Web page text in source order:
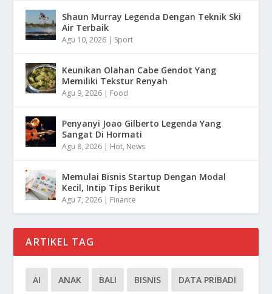
Shaun Murray Legenda Dengan Teknik Ski
Air Terbaik
Agu 10, 2026 | Sport
Keunikan Olahan Cabe Gendot Yang
Memiliki Tekstur Renyah
Agu 9, 2026 | Food
Penyanyi Joao Gilberto Legenda Yang
Sangat Di Hormati
Agu 8, 2026 | Hot, News
Memulai Bisnis Startup Dengan Modal
Kecil, Intip Tips Berikut
Agu 7, 2026 | Finance
ARTIKEL TAG
AI ANAK BALI BISNIS DATA PRIBADI